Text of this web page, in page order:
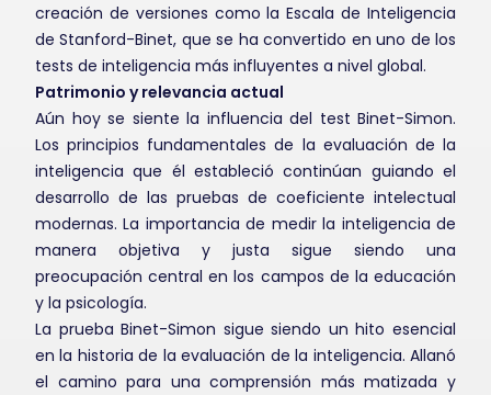
creación de versiones como la Escala de Inteligencia
de Stanford-Binet, que se ha convertido en uno de los
tests de inteligencia más influyentes a nivel global.
Patrimonio y relevancia actual
Aún hoy se siente la influencia del test Binet-Simon.
Los principios fundamentales de la evaluación de la
inteligencia que él estableció continúan guiando el
desarrollo de las pruebas de coeficiente intelectual
modernas. La importancia de medir la inteligencia de
manera objetiva y justa sigue siendo una
preocupación central en los campos de la educación
y la psicología.
La prueba Binet-Simon sigue siendo un hito esencial
en la historia de la evaluación de la inteligencia. Allanó
el camino para una comprensión más matizada y